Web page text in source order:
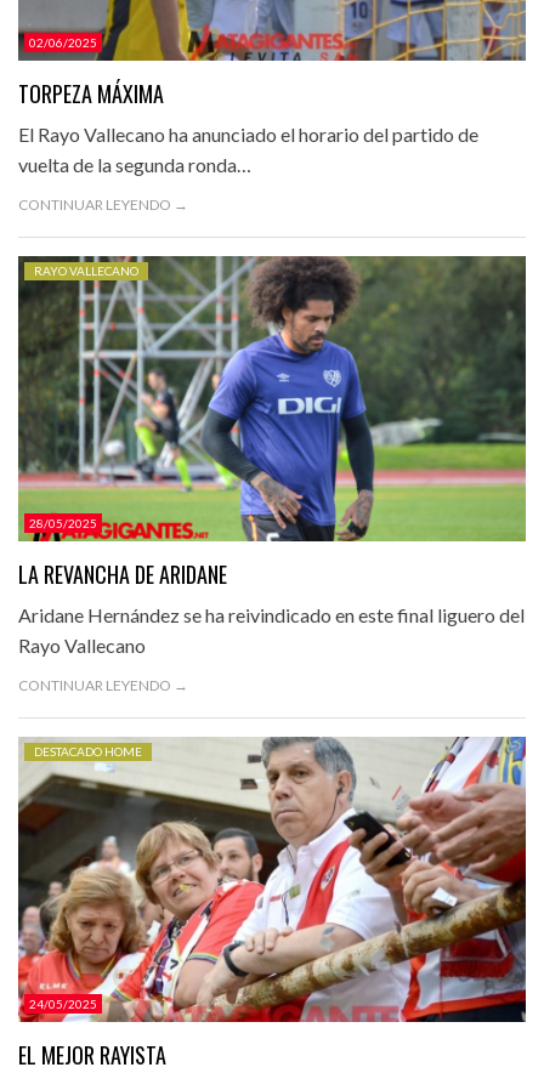
02/06/2025
TORPEZA MÁXIMA
El Rayo Vallecano ha anunciado el horario del partido de
vuelta de la segunda ronda…
CONTINUAR LEYENDO →
28/05/2025
RAYO VALLECANO
LA REVANCHA DE ARIDANE
Aridane Hernández se ha reivindicado en este final liguero del
Rayo Vallecano
CONTINUAR LEYENDO →
24/05/2025
DESTACADO HOME
EL MEJOR RAYISTA